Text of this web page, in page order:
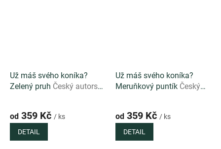
Už máš svého koníka?
Zelený pruh Český autorský
kombinování
od 359 Kč / ks
DETAIL
Už máš svého koníka?
Meruňkový puntík Český
hravé dětské šití
od 359 Kč / ks
DETAIL